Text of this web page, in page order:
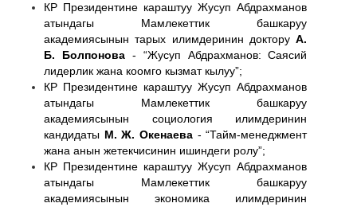
КР Президентине караштуу Жусуп Абдрахманов
атындагы Мамлекеттик башкаруу
академиясынын тарых илимдеринин докторуА.
Б. Болпонова- “Жусуп Абдрахманов: Саясий
лидерлик жана коомго кызмат кылуу”;
КР Президентине караштуу Жусуп Абдрахманов
атындагы Мамлекеттик башкаруу
академиясынын социология илимдеринин
кандидаты М. Ж. Окенаева - “Тайм-менеджмент
жана анын жетекчисинин ишиндеги ролу”;
КР Президентине караштуу Жусуп Абдрахманов
атындагы Мамлекеттик башкаруу
академиясынын экономика илимдеринин